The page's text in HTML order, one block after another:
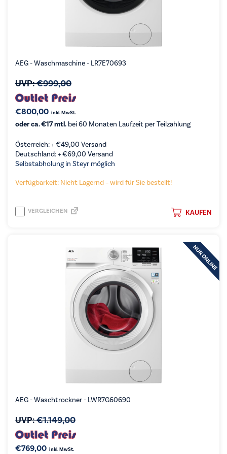
AEG - Waschmaschine - LR7E70693
UVP:€999,00
€800,00 inkl. MwSt.
oder ca. €17 mtl. bei 60 Monaten Laufzeit per Teilzahlung
Österreich: +€49,00 Versand
Deutschland: +€69,00 Versand
Selbstabholung in Steyr möglich
Verfügbarkeit: Nicht Lagernd – wird für Sie bestellt!
KAUFEN
VERGLEICHEN
AEG - Waschtrockner - LWR7G60690
UVP:€1.149,00
€769,00 inkl. MwSt.